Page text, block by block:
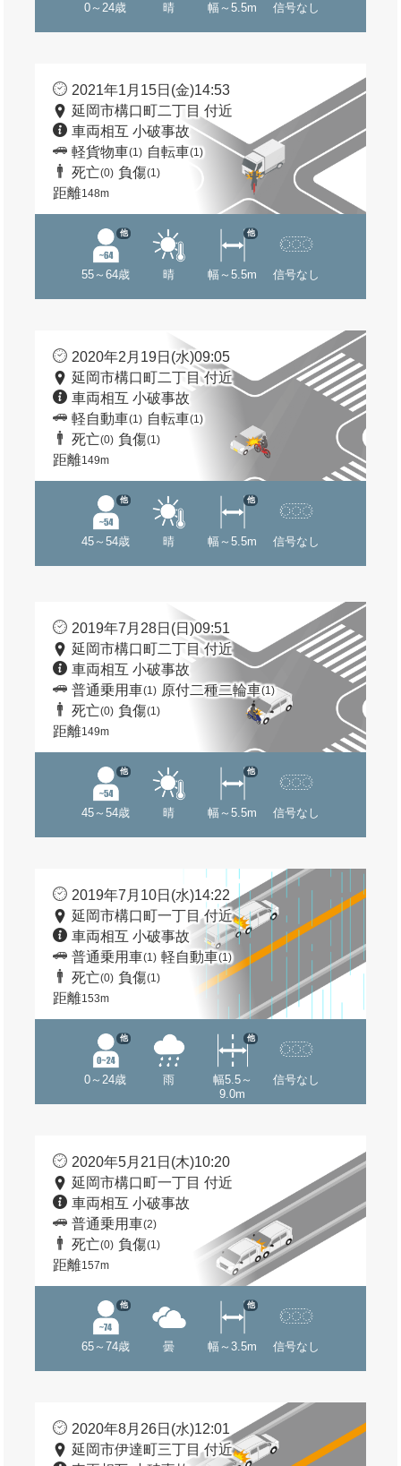
0～24歳 晴 幅～5.5m 信号なし
2021年1月15日(金)14:53
延岡市構口町二丁目 付近
車両相互 小破事故
軽貨物車(1) 自転車(1)
死亡(0) 負傷(1)
距離148m
55～64歳
他
晴 幅～5.5m
他
信号なし
2020年2月19日(水)09:05
延岡市構口町二丁目 付近
車両相互 小破事故
軽自動車(1) 自転車(1)
死亡(0) 負傷(1)
距離149m
45～54歳
他
晴 幅～5.5m
他
信号なし
2019年7月28日(日)09:51
延岡市構口町二丁目 付近
車両相互 小破事故
普通乗用車(1) 原付二種二輪車(1)
死亡(0) 負傷(1)
距離149m
45～54歳
他
晴 幅～5.5m
他
信号なし
2019年7月10日(水)14:22
延岡市構口町一丁目 付近
車両相互 小破事故
普通乗用車(1) 軽自動車(1)
死亡(0) 負傷(1)
距離153m
0～24歳
他
雨
幅5.5～
9.0m
他
信号なし
2020年5月21日(木)10:20
延岡市構口町一丁目 付近
車両相互 小破事故
普通乗用車(2)
死亡(0) 負傷(1)
距離157m
65～74歳
他
曇 幅～3.5m
他
信号なし
2020年8月26日(水)12:01
延岡市伊達町三丁目 付近